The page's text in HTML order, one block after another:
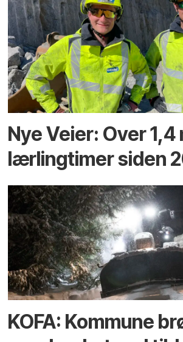
Nye Veier: Over
lærlingtimer siden
KOFA: Kommune